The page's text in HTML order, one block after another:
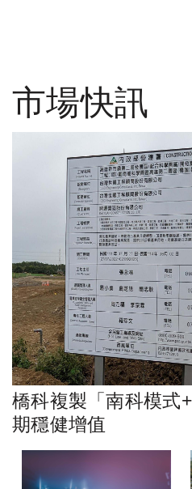
市場快訊
橋科複製「南科模式
期穩健增值